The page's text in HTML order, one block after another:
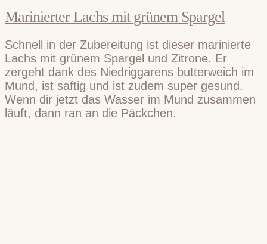
Marinierter Lachs mit grünem Spargel
Schnell in der Zubereitung ist dieser marinierte
Lachs mit grünem Spargel und Zitrone. Er
zergeht dank des Niedriggarens butterweich im
Mund, ist saftig und ist zudem super gesund.
Wenn dir jetzt das Wasser im Mund zusammen
läuft, dann ran an die Päckchen.